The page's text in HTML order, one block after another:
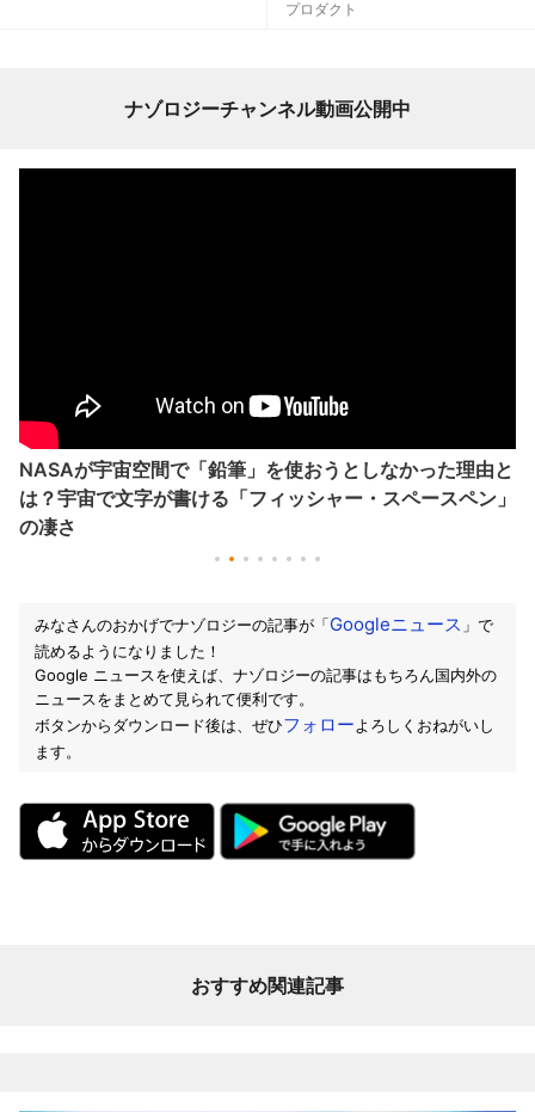
プロダクト
ナゾロジーチャンネル動画公開中
NASAが宇宙空間で「鉛筆」を使おうとしなかった理由と
は？宇宙で文字が書ける「フィッシャー・スペースペン」
の凄さ
みなさんのおかげでナゾロジーの記事が「Googleニュース 」で
読めるようになりました！
Google ニュースを使えば、ナゾロジーの記事はもちろん国内外の
ニュースをまとめて見られて便利です。
ボタンからダウンロード後は、ぜひフォローよろしくおねがいし
ます。
おすすめ関連記事